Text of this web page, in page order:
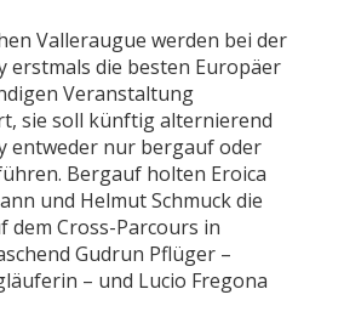
Valleraugue werden bei der
erstmals die besten Europäer
Veranstaltung
sie soll künftig alternierend
entweder nur bergauf oder
Bergauf holten Eroica
und Helmut Schmuck die
dem Cross-Parcours in
Gudrun Pflüger –
– und Lucio Fregona